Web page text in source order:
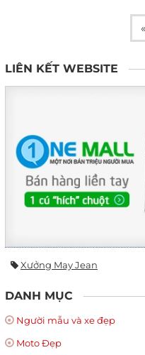
«
LIÊN KẾT WEBSITE
Xưởng May Jean
DANH MỤC
Người mẫu và xe đẹp
Moto Đẹp